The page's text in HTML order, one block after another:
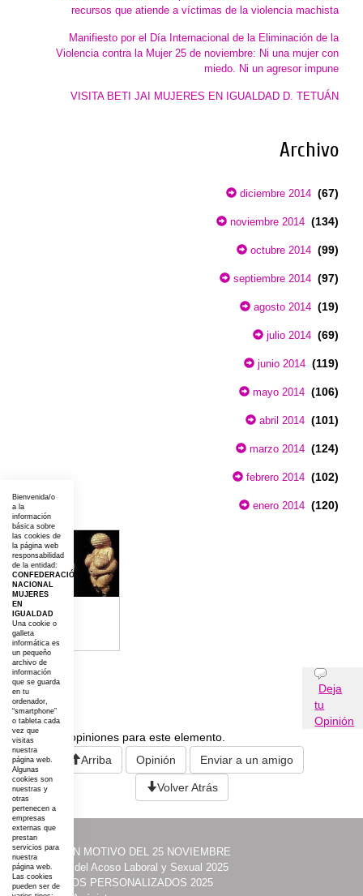
recursos que atiende a víctimas de la violencia machista
Manifiesto por el Día Internacional de la Eliminación de la
Violencia contra la Mujer 25 de noviembre: Ni una mujer con
miedo. Ni un agresor impune
VISITA BETI JAI MUJERES EN IGUALDAD D. TETUÁN
Archivo
diciembre 2014 (67)
noviembre 2014 (134)
octubre 2014 (99)
septiembre 2014 (97)
agosto 2014 (19)
julio 2014 (69)
junio 2014 (119)
mayo 2014 (106)
abril 2014 (101)
marzo 2014 (124)
febrero 2014 (102)
enero 2014 (120)
Opiniones
Deja
tu
Opinión
No existen opiniones para este elemento.
Arriba
Opinión Enviar a un amigo
Volver Atrás
·ACTOS CON MOTIVO DEL 25 NOVIEMBRE
·Prevención del Acoso Laboral y Sexual 2025
·ITINERARIOS PERSONALIZADOS 2025
Bienvenida/o
a la
información
básica sobre
las cookies de
la página web
responsabilidad
de la entidad:
CONFEDERACIÓN
NACIONAL
MUJERES
EN
IGUALDAD
Una cookie o
galleta
informática es
un pequeño
archivo de
información
que se guarda
en tu
ordenador,
“smartphone”
o tableta cada
vez que
visitas
nuestra
página web.
Algunas
cookies son
nuestras y
otras
pertenecen a
empresas
externas que
prestan
servicios para
nuestra
página web.
Las cookies
pueden ser de